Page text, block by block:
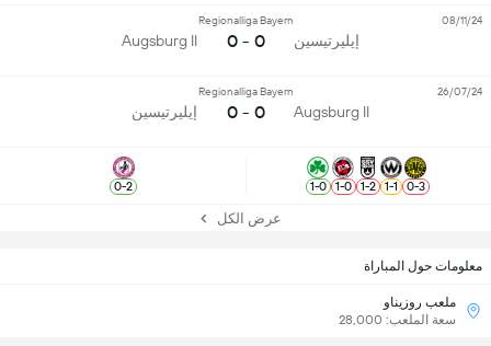
معلومات حول المباراة
ملعب روزيناو
سعة الملعب: 28,000
إيليرتيسين
Regionalliga Bayern
0 - 0
Augsburg II
08/11/24
Augsburg II
Regionalliga Bayern
0 - 0 إيليرتيسين
26/07/24
3
-
0
1
-
1
2
-
1
0
-
1
0
-
1
2
-
0
عرض الكل